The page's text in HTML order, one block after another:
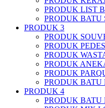
PRODUK LIST
PRODUK BATU
PRODUK 3
PRODUK
PRODUK
PRODUK
PRODUK
PRODUK
PRODUK
PRODUK 4
PRODUK BATU